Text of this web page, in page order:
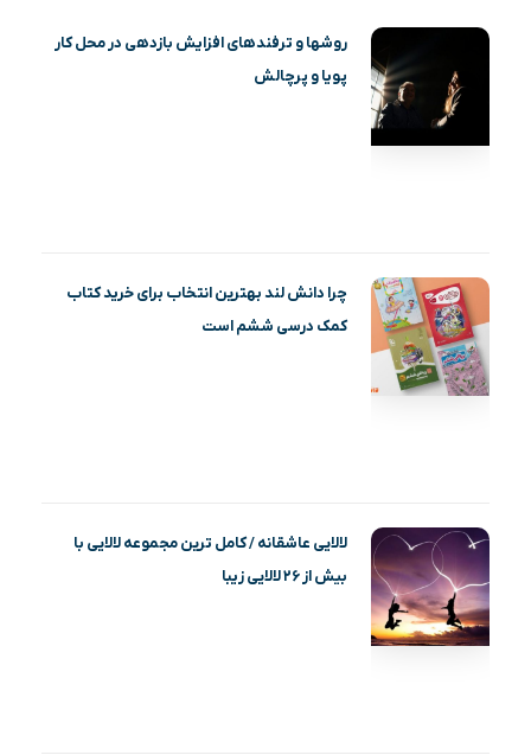
روشها و ترفندهای افزایش بازدهی در محل کار
پویا و پرچالش
چرا دانش لند بهترین انتخاب برای خرید کتاب
کمک درسی ششم است
لالایی عاشقانه / کامل ترین مجموعه لالایی با
بیش از ۲۶ لالایی زیبا